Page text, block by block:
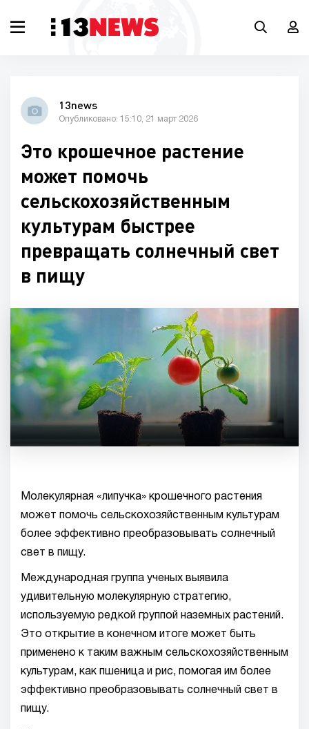
13news
Опубликовано: 15:10, 21 март 2026
Это крошечное растение
может помочь
сельскохозяйственным
культурам быстрее
превращать солнечный свет
в пищу
Молекулярная «липучка» крошечного растения
может помочь сельскохозяйственным культурам
более эффективно преобразовывать солнечный
свет в пищу.
Международная группа ученых выявила
удивительную молекулярную стратегию,
используемую редкой группой наземных растений.
Это открытие в конечном итоге может быть
применено к таким важным сельскохозяйственным
культурам, как пшеница и рис, помогая им более
эффективно преобразовывать солнечный свет в
пищу.